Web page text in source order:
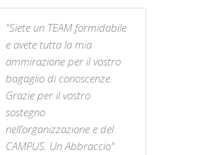
"Siete un TEAM formidabile
e avete tutta la mia
ammirazione per il vostro
bagaglio di conoscenze.
Grazie per il vostro
sostegno
nell’organizzazione e del
CAMPUS. Un Abbraccio"